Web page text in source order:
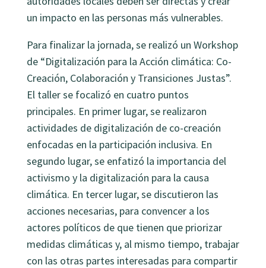
un impacto en las personas más vulnerables.
Para finalizar la jornada, se realizó un Workshop
de “Digitalización para la Acción climática: Co-
Creación, Colaboración y Transiciones Justas”.
El taller se focalizó en cuatro puntos
principales. En primer lugar, se realizaron
actividades de digitalización de co-creación
enfocadas en la participación inclusiva. En
segundo lugar, se enfatizó la importancia del
activismo y la digitalización para la causa
climática. En tercer lugar, se discutieron las
acciones necesarias, para convencer a los
actores políticos de que tienen que priorizar
medidas climáticas y, al mismo tiempo, trabajar
con las otras partes interesadas para compartir